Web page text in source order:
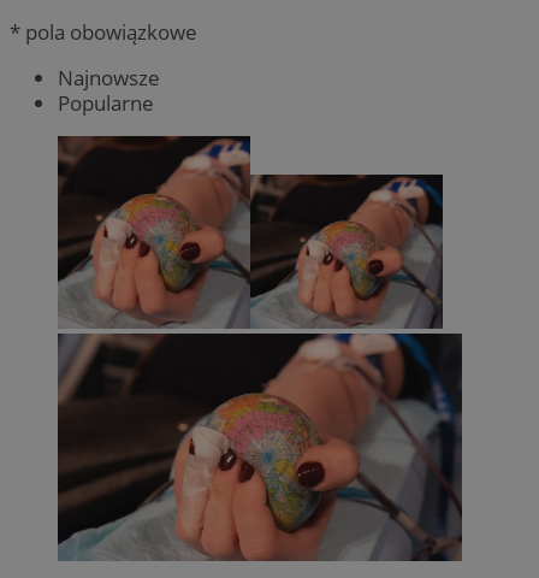
* pola obowiązkowe
Najnowsze
Popularne